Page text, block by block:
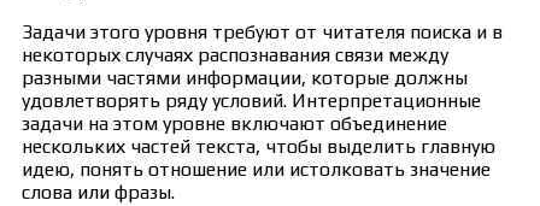
Задачи этого уровня требуют от читателя поиска и в
некоторых случаях распознавания связи между
разными частями информации, которые должны
удовлетворять ряду условий. Интерпретационные
задачи на этом уровне включают объединение
нескольких частей текста, чтобы выделить главную
идею, понять отношение или истолковать значение
слова или фразы.